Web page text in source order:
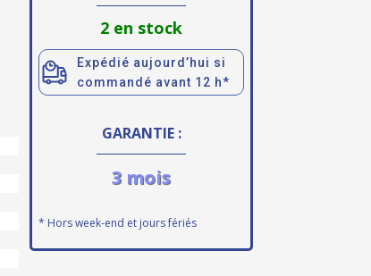
2 en stock
Expédié aujourd’hui si
commandé avant 12 h*
GARANTIE :
3 mois
* Hors week-end et jours fériés